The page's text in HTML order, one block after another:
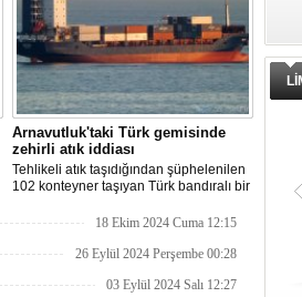
Arnavutluk'taki Türk gemisinde
zehirli atık iddiası
Tehlikeli atık taşıdığından şüphelenilen
102 konteyner taşıyan Türk bandıralı bir
izleme kuruluşunun uyarısı üzerine
18 Ekim 2024 Cuma 12:15
26 Eylül 2024 Perşembe 00:28
03 Eylül 2024 Salı 12:27